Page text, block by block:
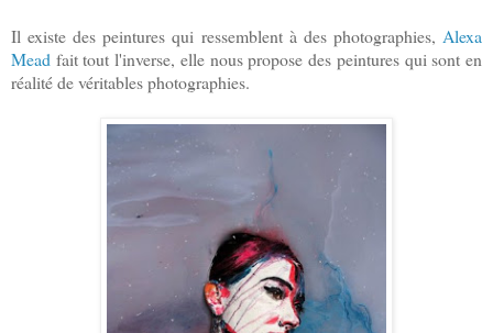
Il existe des peintures qui ressemblent à des photographies, Alexa
Mead fait tout l'inverse, elle nous propose des peintures qui sont en
réalité de véritables photographies.